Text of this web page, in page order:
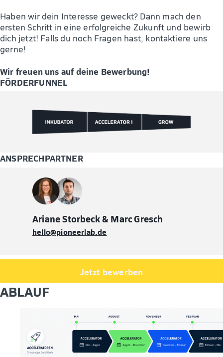
Haben wir dein Interesse geweckt? Dann mach den
ersten Schritt in eine erfolgreiche Zukunft und bewirb
dich jetzt! Falls du noch Fragen hast, kontaktiere uns
gerne!
Wir freuen uns auf deine Bewerbung!
FÖRDERFUNNEL
ANSPRECHPARTNER
Ariane Storbeck & Marc Gresch
hello@pioneerlab.de
Jetzt bewerben
ABLAUF